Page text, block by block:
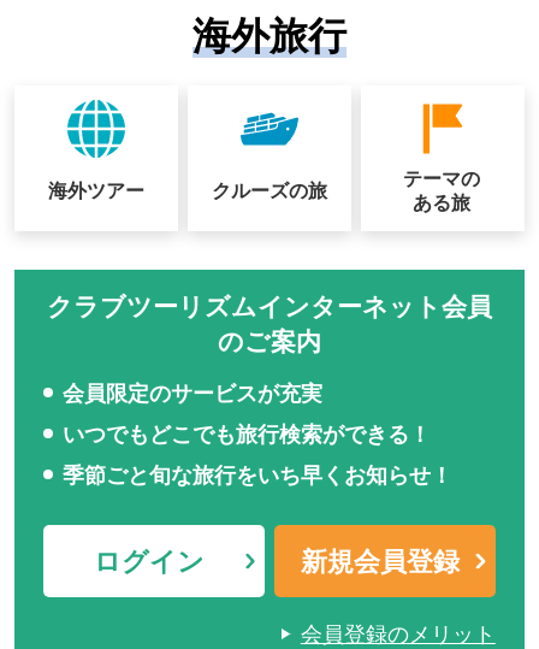
海外旅行
海外ツアー クルーズの旅
テーマの
ある旅
クラブツーリズムインターネット会員
のご案内
会員限定のサービスが充実
いつでもどこでも旅行検索ができる！
季節ごと旬な旅行をいち早くお知らせ！
ログイン 新規会員登録
会員登録のメリット